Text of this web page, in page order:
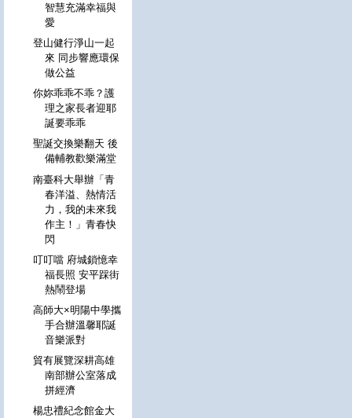
智慧充滿幸福與
愛
登山健行淨山一起
來 同步響應環保
做公益
你妳乖乖不乖？護
理之家長者迎耶
誕要乖乖
聖誕交換樂翻天 後
備輔教歡樂滿堂
南臺科大舉辦「青
春洋溢、熱情活
力，我的未來我
作主！」青春快
閃
叮叮噹 府城鎖憶幸
福長照 安平踩街
熱鬧登場
高師大×明陽中學攜
手合辦溫馨耶誕
音樂派對
貿有展覽深耕高雄
南部辦公室落成
拼經濟
楊忠禮紀念館金大